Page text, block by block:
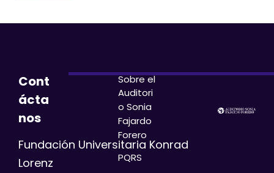
Cont
ácta
nos
Fundación Universitaria Konrad
Lorenz
Sobre el
Auditori
oSonia
Fajardo
Forero
PQRS